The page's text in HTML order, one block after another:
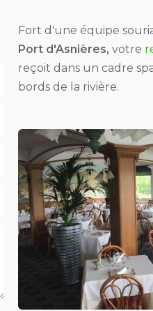
Fort d'une équipe
Port d'Asnières, votre
reçoit dans un cadre
bords de la rivière.